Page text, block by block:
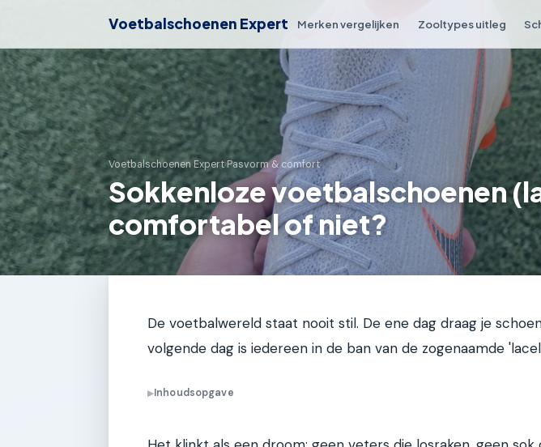
Voetbalschoenen Expert Merken vergelijken Zooltypes uitleg
Voetbalschoenen Expert›Pasvorm & comfort
Sokkenloze voetbalschoenen
comfortabel of niet?
De voetbalwereld staat nooit stil. De ene dag draag je
volgende dag is iedereen in de ban van de zogenaamde
▶Inhoudsopgave